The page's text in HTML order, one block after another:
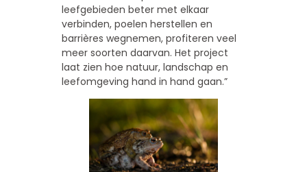
leefgebieden beter met elkaar
verbinden, poelen herstellen en
barrières wegnemen, profiteren veel
meer soorten daarvan. Het project
laat zien hoe natuur, landschap en
leefomgeving hand in hand gaan.”